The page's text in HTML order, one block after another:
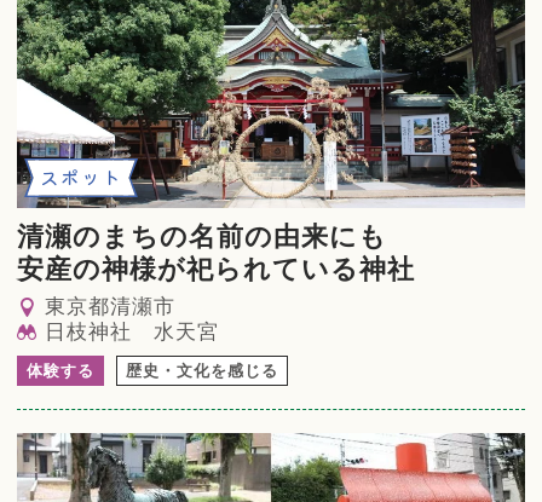
スポット
清瀬のまちの名前の由来にも
安産の神様が祀られている神社
東京都清瀬市
日枝神社 水天宮
体験する 歴史・文化を感じる